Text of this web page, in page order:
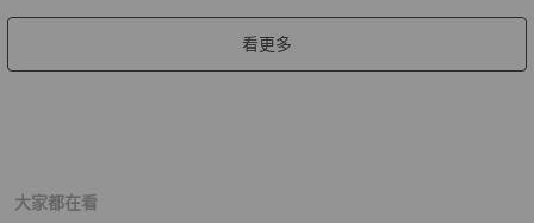
看更多
大家都在看